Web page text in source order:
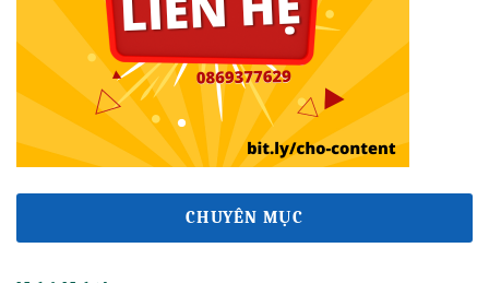
CHUYÊN MỤC